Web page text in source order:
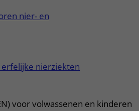
nier- en
nierziekten
voor volwassenen en kinderen